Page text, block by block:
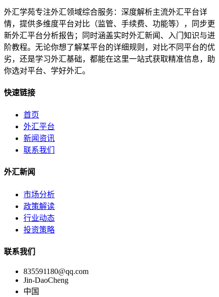
外汇学苑专注外汇领域综合服务：深度解析主流外汇平台详
情，提供多维度平台对比（监管、手续费、功能等），同步更
新外汇平台分析报告；同时涵盖实时外汇新闻、入门知识与进
阶教程。无论你想了解某平台的详细规则，对比不同平台的优
劣，还是学习外汇基础，都能在这里一站式获取精准信息，助
你选对平台、学好外汇。
快速链接
首页
外汇平台
新闻资讯
联系我们
外汇新闻
市场分析
政策解读
行业动态
投资策略
联系我们
835591180@qq.com
Jin-DaoCheng
中国